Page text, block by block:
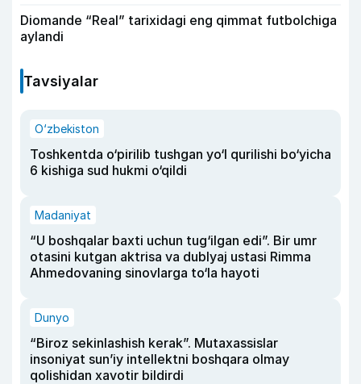
Diomande “Real” tarixidagi eng qimmat futbolchiga
aylandi
Tavsiyalar
O‘zbekiston
Toshkentda o‘pirilib tushgan yo‘l qurilishi bo‘yicha
6 kishiga sud hukmi o‘qildi
Madaniyat
“U boshqalar baxti uchun tug‘ilgan edi”. Bir umr
otasini kutgan aktrisa va dublyaj ustasi Rimma
Ahmedovaning sinovlarga to‘la hayoti
Dunyo
“Biroz sekinlashish kerak”. Mutaxassislar
insoniyat sun’iy intellektni boshqara olmay
qolishidan xavotir bildirdi